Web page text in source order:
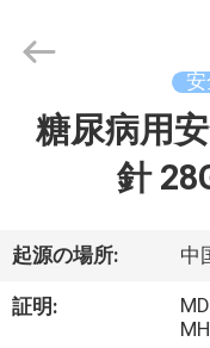
ロ
ダ
2025
糖尿病用
針
起源の場所: 中
証明: